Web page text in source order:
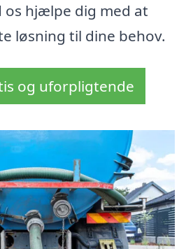
os hjælpe dig med at
løsning til dine behov.
og uforpligtende